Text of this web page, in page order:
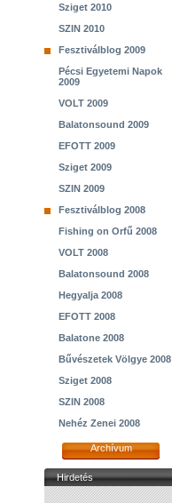
Sziget 2010
SZIN 2010
Fesztiválblog 2009
Pécsi Egyetemi Napok
2009
VOLT 2009
Balatonsound 2009
EFOTT 2009
Sziget 2009
SZIN 2009
Fesztiválblog 2008
Fishing on Orfű 2008
VOLT 2008
Balatonsound 2008
Hegyalja 2008
EFOTT 2008
Balatone 2008
Bűvészetek Völgye 2008
Sziget 2008
SZIN 2008
Nehéz Zenei 2008
Archívum
Hirdetés